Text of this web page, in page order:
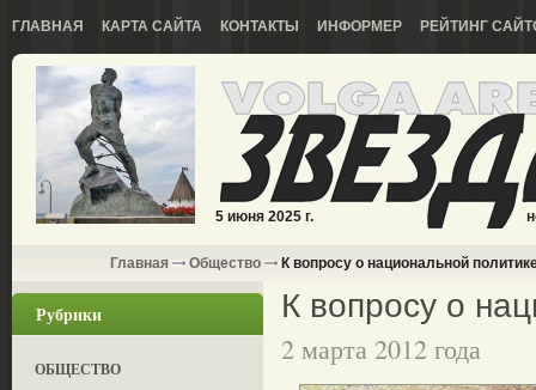
ГЛАВНАЯ КАРТА САЙТА КОНТАКТЫ ИНФОРМЕР РЕЙТИНГ
5 июня 2025 г.
Главная Общество К вопросу о национальной
Рубрики
ОБЩЕСТВО
К вопросу о
2 марта 2012 года